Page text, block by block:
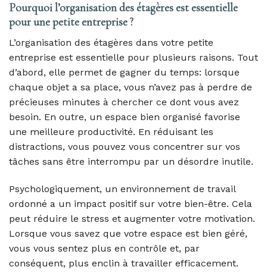
Pourquoi l’organisation des étagères est essentielle
pour une petite entreprise ?
L’organisation des étagères dans votre petite
entreprise est essentielle pour plusieurs raisons. Tout
d’abord, elle permet de gagner du temps: lorsque
chaque objet a sa place, vous n’avez pas à perdre de
précieuses minutes à chercher ce dont vous avez
besoin. En outre, un espace bien organisé favorise
une meilleure productivité. En réduisant les
distractions, vous pouvez vous concentrer sur vos
tâches sans être interrompu par un désordre inutile.
Psychologiquement, un environnement de travail
ordonné a un impact positif sur votre bien-être. Cela
peut réduire le stress et augmenter votre motivation.
Lorsque vous savez que votre espace est bien géré,
vous vous sentez plus en contrôle et, par
conséquent, plus enclin à travailler efficacement.